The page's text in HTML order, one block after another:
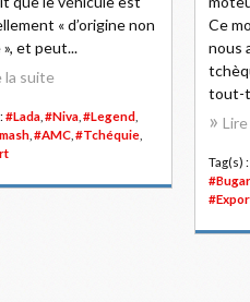
« d’origine non
et peut...
la suite
#Lada #Niva #Legend
#AMC #Tchéquie
Ce
nous
tout-
Tag(s) :